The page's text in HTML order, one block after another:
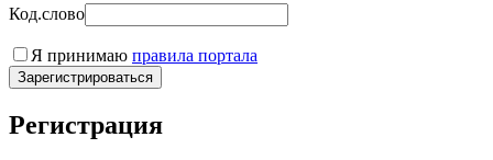
Код.слово
Я принимаю правила портала
Зарегистрироваться
Регистрация